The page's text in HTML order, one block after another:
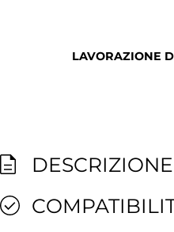
LAVORAZIONE
DESCRIZIONE